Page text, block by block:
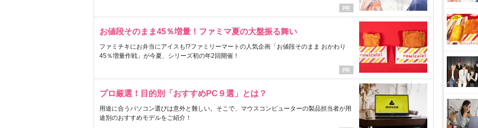
お値段そのまま45％増量！ファミマ夏の大盤振る舞い
ファミチキにお弁当にアイスも!?ファミリーマートの人気企画「お値段そのまま おかわり
45％増量作戦」が今夏、シリーズ初の年2回開催！
プロ厳選！目的別「おすすめPC９選」とは？
用途に合うパソコン選びは意外と難しい。そこで、マウスコンピューターの製品担当者が用
途別のおすすめモデルをご紹介！